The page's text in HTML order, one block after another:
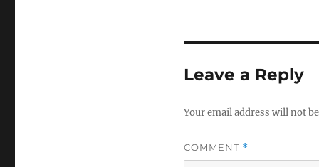
Leave a Reply
Your email address will not
COMMENT *